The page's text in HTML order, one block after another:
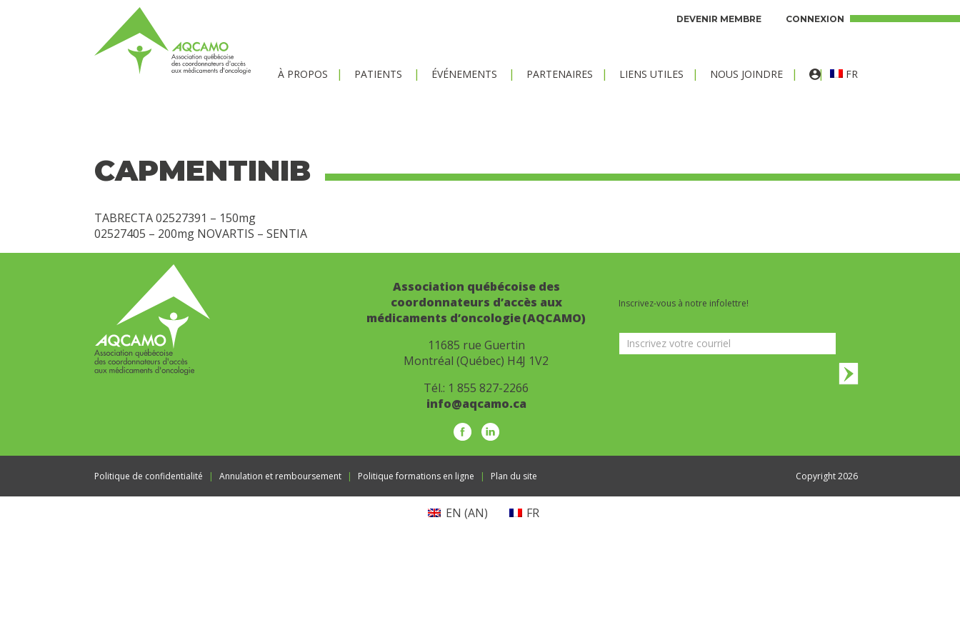
DEVENIR MEMBRE CONNEXION
À PROPOS PATIENTS ÉVÉNEMENTS PARTENAIRES LIENS UTILES NOUS JOINDRE FR
CAPMENTINIB
TABRECTA 02527391 – 150mg
02527405 – 200mg NOVARTIS – SENTIA
Association québécoise des
coordonnateurs d’accès aux
médicaments d’oncologie (AQCAMO)
11685 rue Guertin
Montréal (Québec) H4J 1V2
Tél.: 1 855 827-2266
info@aqcamo.ca
Inscrivez-vous à notre infolettre!
Politique de confidentialité Annulation et remboursement Politique formations en ligne Plan du site Copyright 2026
EN (AN) FR